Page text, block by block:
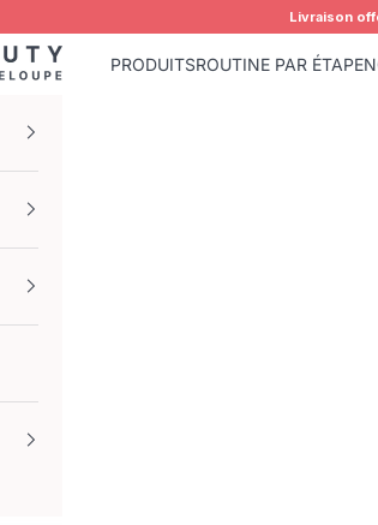
Livraison
PRODUITSROUTINE PAR ÉTAPE